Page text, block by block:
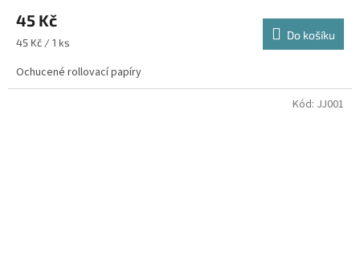
45 Kč
Měrná
45 Kč / 1 ks
Do košíku
Ochucené rollovací papíry
Kód: JJ001